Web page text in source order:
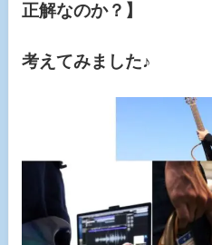
正解なのか？】
考えてみました♪